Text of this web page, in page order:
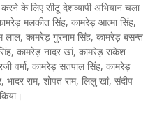
के लिए सीटू देशव्यापी अभियान चला
मलकीत सिंह, कामरेड़ आत्मा सिंह,
लाल, कामरेड़ गुरनाम सिंह, कामरेड़ बसन्त
कामरेड़ नादर खां, कामरेड़ राकेश
वर्मा, कामरेड़ सतपाल सिंह, कामरेड़
राम, शोपत राम, लिलु खां, संदीप